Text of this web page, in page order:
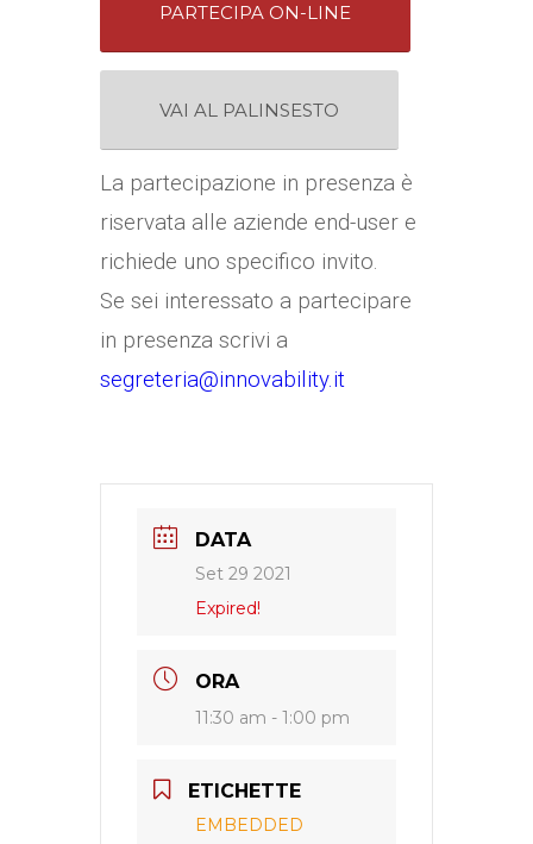
PARTECIPA ON-LINE
VAI AL PALINSESTO
La partecipazione in presenza è
riservata alle aziende end-user e
richiede uno specifico invito.
Se sei interessato a partecipare
in presenza scrivi a
segreteria@innovability.it
DATA
Set 29 2021
Expired!
ORA
11:30 am - 1:00 pm
ETICHETTE
EMBEDDED